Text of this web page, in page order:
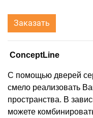
Заказать
ConceptLine
С помощью дверей
смело реализовать
пространства. В
можете